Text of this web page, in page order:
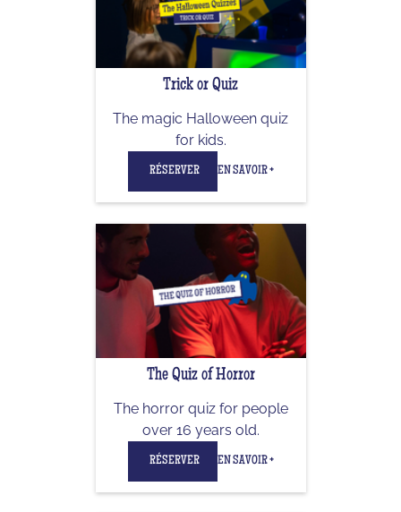
Trick or Quiz
The magic Halloween quiz
for kids.
RÉSERVER EN SAVOIR +
The Quiz of Horror
The horror quiz for people
over 16 years old.
RÉSERVER EN SAVOIR +